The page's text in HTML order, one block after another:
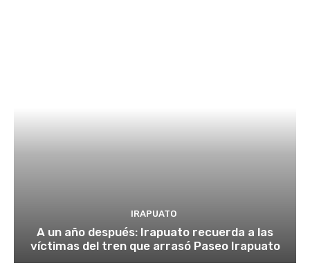
IRAPUATO
A un año después: Irapuato recuerda a las
víctimas del tren que arrasó Paseo Irapuato